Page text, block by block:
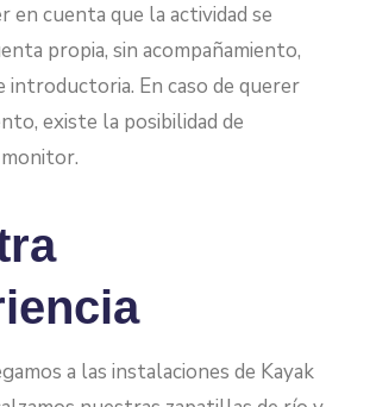
en cuenta que la actividad se
propia, sin acompañamiento,
introductoria. En caso de querer
existe la posibilidad de
a las instalaciones de Kayak